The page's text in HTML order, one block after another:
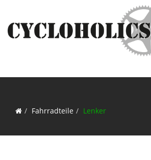
Fahrradteile Lenker